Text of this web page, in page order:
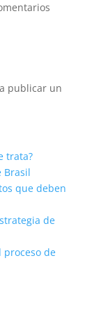
publicar un
trata?
Brasil
que deben
de
proceso de